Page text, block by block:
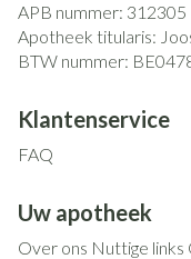
APB nummer: 312305
Apotheek titularis:
BTW nummer:
Klantenservice
FAQ
Uw apotheek
Over ons Nuttige links